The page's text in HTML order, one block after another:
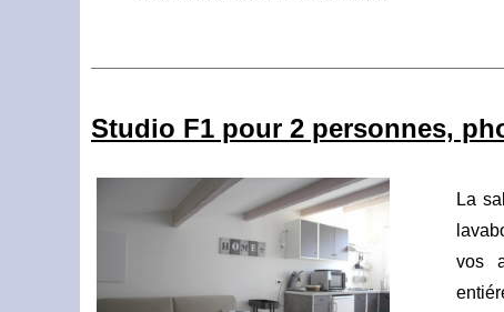
Studio F1 pour 2 personnes,
La
vos